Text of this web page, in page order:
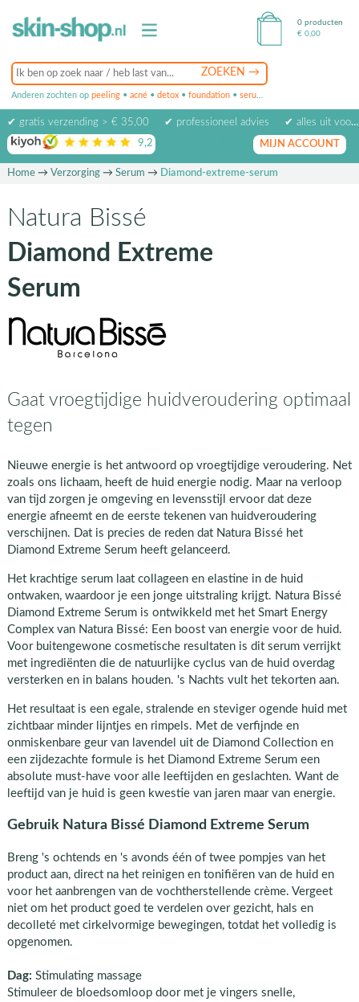
Anderen zochten op peeling • acné • detox • foundation • serum
0 producten
€ 0,00
✔ gratis verzending > € 35,00 ✔ professioneel advies
✔ alles uit voorraad leverbaar
9,2 op basis van beoordelingen
MIJN ACCOUNT
Home→ Verzorging→ Serum → Diamond-extreme-serum
Natura Bissé
Diamond Extreme
Serum
Gaat vroegtijdige huidveroudering optimaal
tegen
Nieuwe energie is het antwoord op vroegtijdige veroudering. Net
zoals ons lichaam, heeft de huid energie nodig. Maar na verloop
van tijd zorgen je omgeving en levensstijl ervoor dat deze
energie afneemt en de eerste tekenen van huidveroudering
verschijnen. Dat is precies de reden dat Natura Bissé het
Diamond Extreme Serum heeft gelanceerd.
Het krachtige serum laat collageen en elastine in de huid
ontwaken, waardoor je een jonge uitstraling krijgt. Natura Bissé
Diamond Extreme Serum is ontwikkeld met het Smart Energy
Complex van Natura Bissé: Een boost van energie voor de huid.
Voor buitengewone cosmetische resultaten is dit serum verrijkt
met ingrediënten die de natuurlijke cyclus van de huid overdag
versterken en in balans houden. 's Nachts vult het tekorten aan.
Het resultaat is een egale, stralende en steviger ogende huid met
zichtbaar minder lijntjes en rimpels. Met de verfijnde en
onmiskenbare geur van lavendel uit de Diamond Collection en
een zijdezachte formule is het Diamond Extreme Serum een
absolute must-have voor alle leeftijden en geslachten. Want de
leeftijd van je huid is geen kwestie van jaren maar van energie.
Gebruik Natura Bissé Diamond Extreme Serum
Breng 's ochtends en 's avonds één of twee pompjes van het
product aan, direct na het reinigen en tonifiëren van de huid en
voor het aanbrengen van de vochtherstellende crème. Vergeet
niet om het product goed te verdelen over gezicht, hals en
decolleté met cirkelvormige bewegingen, totdat het volledig is
opgenomen.
Dag: Stimulating massage
Stimuleer de bloedsomloop door met je vingers snelle,